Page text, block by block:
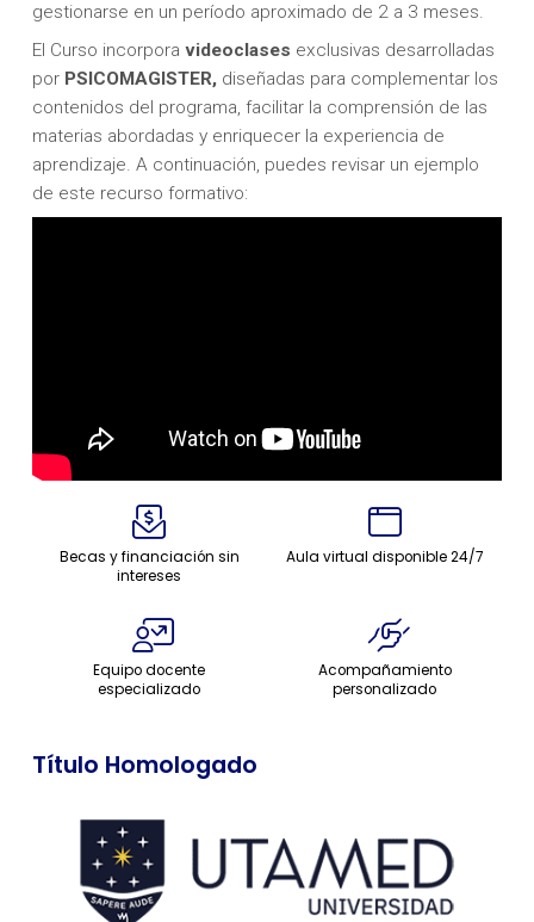
gestionarse en un período aproximado de 2 a 3 meses.
El Curso incorpora videoclases exclusivas desarrolladas
por PSICOMAGISTER,diseñadas para complementar los
contenidos del programa, facilitar la comprensión de las
materias abordadas y enriquecer la experiencia de
aprendizaje. A continuación, puedes revisar un ejemplo
de este recurso formativo:
Becas y financiación sin
intereses
Aula virtual disponible 24/7
Equipo docente
especializado
Acompañamiento
personalizado
Título Homologado